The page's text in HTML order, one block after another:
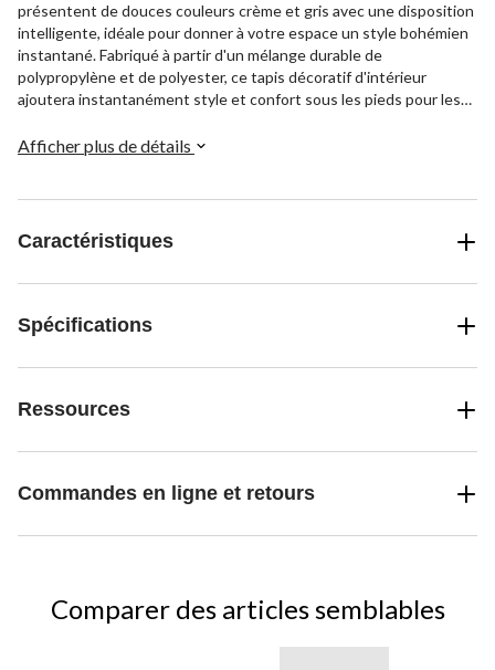
présentent de douces couleurs crème et gris avec une disposition
intelligente, idéale pour donner à votre espace un style bohémien
instantané. Fabriqué à partir d'un mélange durable de
polypropylène et de polyester, ce tapis décoratif d'intérieur
ajoutera instantanément style et confort sous les pieds pour les
Afficher plus de détails
Caractéristiques
Spécifications
Ressources
Commandes en ligne et retours
Comparer des articles semblables